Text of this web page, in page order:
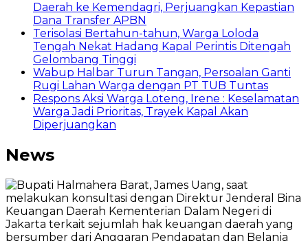
Daerah ke Kemendagri, Perjuangkan Kepastian
Dana Transfer APBN
Terisolasi Bertahun-tahun, Warga Loloda
Tengah Nekat Hadang Kapal Perintis Ditengah
Gelombang Tinggi
Wabup Halbar Turun Tangan, Persoalan Ganti
Rugi Lahan Warga dengan PT TUB Tuntas
Respons Aksi Warga Loteng, Irene : Keselamatan
Warga Jadi Prioritas, Trayek Kapal Akan
Diperjuangkan
News